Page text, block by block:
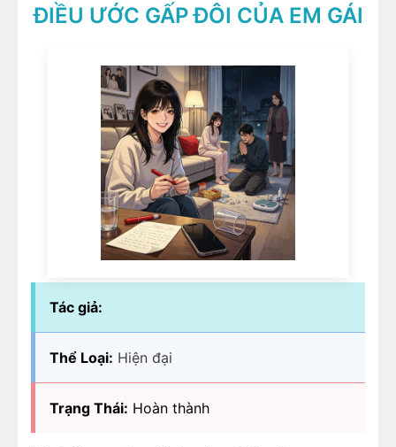
ĐIỀU ƯỚC GẤP ĐÔI CỦA EM GÁI
Tác giả:
Thể Loại: Hiện đại
Trạng Thái: Hoàn thành